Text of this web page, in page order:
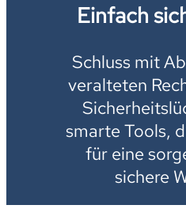
Einfach
Schluss mit
veralteten
smarte Tools,
für eine
sichere